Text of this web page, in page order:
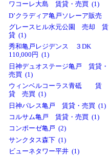
ワコーレ大島 賃貸・売買 (1)
D’クラディア亀戸ソレーア販売
グレースヒル水元公園 売却 賃
貸 (1)
秀和亀戸レジデンス ３DK
110,000円 (1)
日神デュオステージ亀戸 賃貸・
売買 (1)
ウィンベルコーラス青砥 賃
貸 売買 (1)
日神パレス亀戸 賃貸・売買 (1)
コルサム亀戸 賃貸・売買 (1)
コンポーゼ亀戸 (2)
サンクタス森下 (1)
ビューネタワー平井 (1)